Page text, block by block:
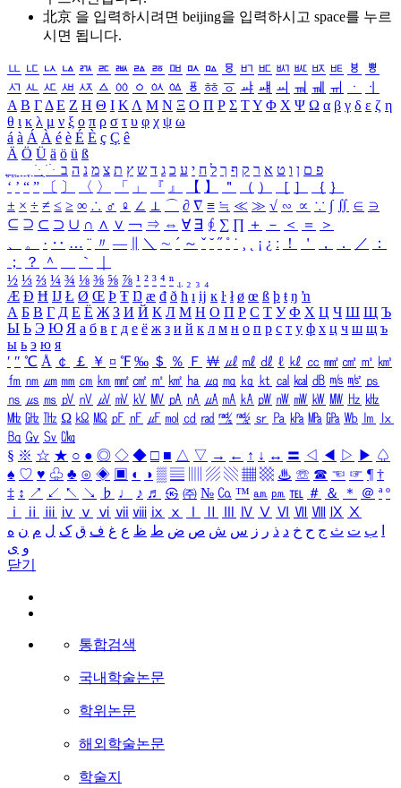
北京 을 입력하시려면 beijing을 입력하시고 space를 누르
시면 됩니다.
ㅥ ㅦ ㅧ ㅨ ㅩ ㅪ ㅫ ㅬ ㅭ ㅮ ㅯ ㅰ ㅱ ㅲ ㅳ ㅴ ㅵ ㅶ ㅷ ㅸ
ㅹ
ㅺ ㅻ ㅼ ㅽ ㅾ ㅿ ㆀ ㆁ ㆂ ㆃ ㆄ ㆅ ㆆ ㆇ ㆈ ㆉ ㆊ ㆋ ㆌ ㆍ
ㆎ
Α Β ΓΔ Ε Ζ Η Θ Ι ΚΛ Μ Ν Ξ Ο Π Ρ Σ ΤΥ Φ Χ Ψ Ω α β γ δ ε ζ η
θ ι κ λ μ ν ξ ο π ρ σ τ υ φ χ ψ ω
á à Á À é è É È ç Ç ê
Ä Ö Ü ä ö ü ß
ִֶֹ ֻּ ׁׂ פ ם ן ו ט א ר ק ף ך ל ח י ע כ ג ד ש ץ ת צ מ נ ה ב
‘ ’ “ ” 〔 〕 〈 〉 「 」 『 』 【 】 ＂ （ ） ［ ］ ｛ ｝
± × ÷ ≠ ≤ ≥ ∞ ∴ ♂ ♀ ∠ ⊥ ⌒ ∂ ∇ ≡ ≒ ≪ ≫ √ ∽ ∝ ∵ ∫ ∬ ∈ ∋
⊆ ⊇ ⊂ ⊃ ∪ ∩ ∧ ∨ ￢ ⇒ ⇔ ∀ ∃ ∮ ∑ ∏ ＋ － ＜ ＝
＞
、
。 · ‥ … ¨ 〃 ― ＼ ∼ ´ ～ ˇ ˘ ˝ ˚ ˙ ¸ ¡ ¿ ː ！ ＇ ， ． ／
：
；
？ ＾ ｀
½ ⅓ ⅔ ¼ ¾ ⅛ ⅜ ⅝ ⅞ ¹ ² ³ ⁴ ⁿ ₁ ₂ ₃ ₄
Æ Ð Ħ Ĳ Ł Ø Œ Þ Ŧ Ŋ æ đ ð ħ ı ĳ ĸ ŀ ł ø œ ß þ ŧ ŋ ŉ
А Б В Г Д Е Ё Ж З И Й К Л М Н О П Р С Т У Ф Х Ц Ч Ш Щ Ъ
Ы Ь Э Ю Я а б в г д е ё ж з и й к л м н о п р с т у ф х ц ч ш щ ъ
ы ь э ю я
′ ″ ℃ Å ￠ ￡ ￥ ¤ ℉ ‰ ＄ ％ Ｆ ￦ ㎕ ㎖ ㎗ ℓ ㎘ ㏄ ㎣ ㎤ ㎥ ㎦
㎙ ㎚ ㎛ ㎜ ㎝ ㎞ ㎟ ㎠ ㎡ ㎢ ㏊ ㎍ ㎎ ㎏ ㏏ ㎈ ㎉ ㏈ ㎧ ㎨ ㎰
㎱ ㎲ ㎳ ㎴ ㎵ ㎶ ㎷ ㎸ ㎹ ㎀ ㎁ ㎂ ㎃ ㎄ ㎺ ㎻ ㎽ ㎾ ㎿ ㎐ ㎑
㎒ ㎓ ㎔ Ω ㏀ ㏁ ㎊ ㎋ ㎌ ㏖ ㏅ ㎭ ㎮ ㎯ ㏛ ㎩ ㎪ ㎫ ㎬ ㏝ ㏐
㏓
㏃ ㏉ ㏜ ㏆
§ ※ ☆ ★ ○ ● ◎ ◇ ◆ □ ■ △ ▽ → ← ↑ ↓ ↔ 〓 ◁ ◀ ▷ ▶ ♤
♠ ♡ ♥ ♧ ♣ ⊙ ◈ ▣ ◐ ◑ ▒ ▤ ▨ ▧ ▦ ▩ ♨ ☏ ☎ ☜ ☞ ¶ †
‡ ↕ ↗ ↙ ↖ ↘ ♭ ♩ ♪ ♬ ㉿ ㈜ № ㏇ ™ ㏂ ㏘ ℡ ＃ ＆ ＊ ＠ ª º
ⅰ
ⅱ ⅲ ⅳ ⅴ ⅵ ⅶ ⅷ ⅸ ⅹ Ⅳ Ⅴ Ⅵ Ⅶ Ⅷ Ⅸ Ⅹ
ب ت ث ج ح خ د ذ ر ز س ش ص ض ط ظ ع غ ف ق ک ل م ن ه
و ی
닫기
통합검색
국내학술논문
학위논문
해외학술논문
학술지